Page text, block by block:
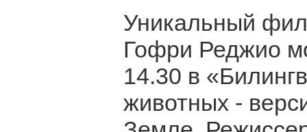
Уникальный
Гофри Реджио
14.30 в
животных -